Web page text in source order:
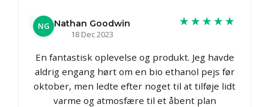
NG Nathan Goodwin
18 Dec 2023
★★★★★
En fantastisk oplevelse og produkt. Jeg havde
aldrig engang hørt om en bio ethanol pejs før
oktober, men ledte efter noget til at tilføje lidt
varme og atmosfære til et åbent plan